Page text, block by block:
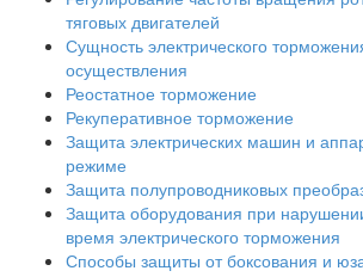
тяговых двигателей
Сущность электрического
осуществления
Реостатное торможение
Рекуперативное торможение
Защита электрических машин и
режиме
Защита полупроводниковых
Защита оборудования при
время электрического торможения
Способы защиты от боксования и